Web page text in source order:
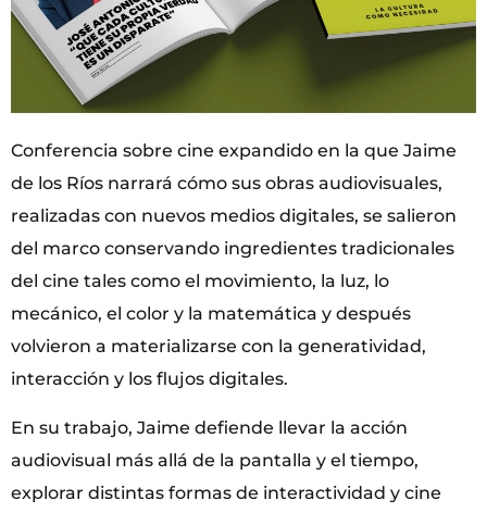
Conferencia sobre cine expandido en la que Jaime
de los Ríos narrará cómo sus obras audiovisuales,
realizadas con nuevos medios digitales, se salieron
del marco conservando ingredientes tradicionales
del cine tales como el movimiento, la luz, lo
mecánico, el color y la matemática y después
volvieron a materializarse con la generatividad,
interacción y los flujos digitales.
En su trabajo, Jaime defiende llevar la acción
audiovisual más allá de la pantalla y el tiempo,
explorar distintas formas de interactividad y cine